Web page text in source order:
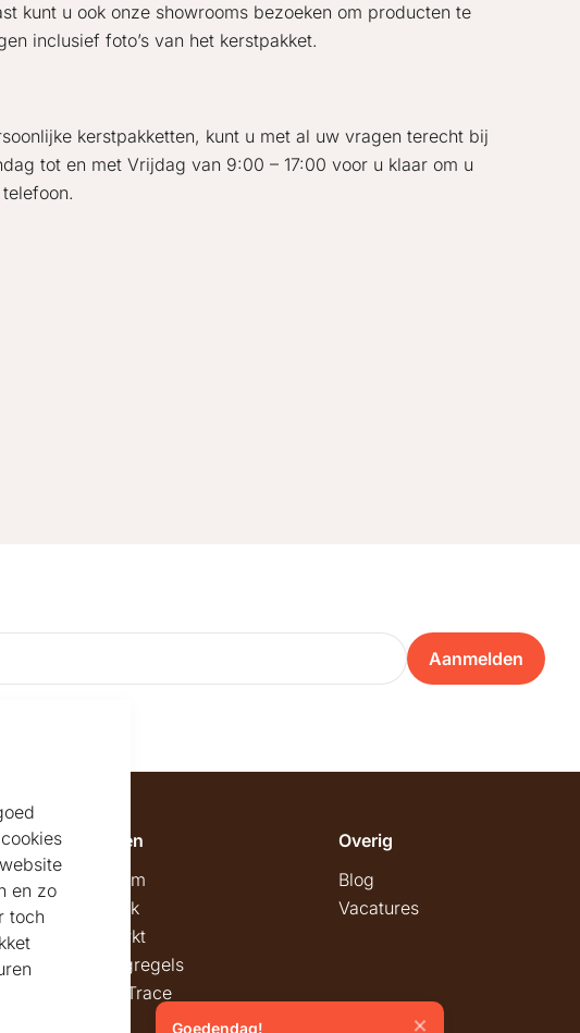
kunt u ook onze showrooms bezoeken om producten te
inclusief foto’s van het kerstpakket.
kerstpakketten, kunt u met al uw vragen terecht bij
tot en met Vrijdag van 9:00 – 17:00 voor u klaar om u
Aanmelden
Algemeen
Showroom
Maatwerk
Kerstmarkt
Belastingregels
Track & Trace
Overig
Blog
Vacatures
Goedendag!
en zo
toch